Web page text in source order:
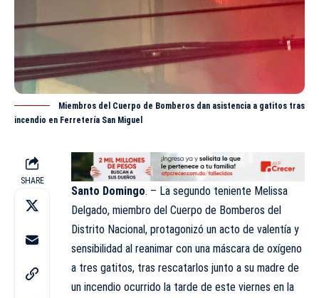
Miembros del Cuerpo de Bomberos dan asistencia a gatitos tras
incendio en Ferretería San Miguel
SHARE
Santo Domingo. – La segundo teniente Melissa
Delgado, miembro del Cuerpo de Bomberos del
Distrito Nacional, protagonizó un acto de valentía y
sensibilidad al reanimar con una máscara de oxígeno
a tres gatitos, tras rescatarlos junto a su madre de
un incendio ocurrido la tarde de este viernes en la